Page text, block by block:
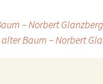
– Norbert Glanzberg
alter Baum – Norbert